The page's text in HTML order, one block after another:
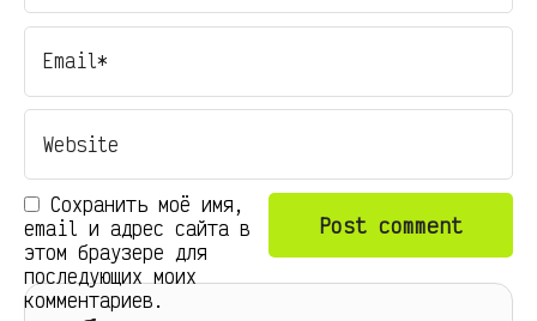
Сохранить моё имя,
email и адрес сайта в
этом браузере для
последующих моих
комментариев.